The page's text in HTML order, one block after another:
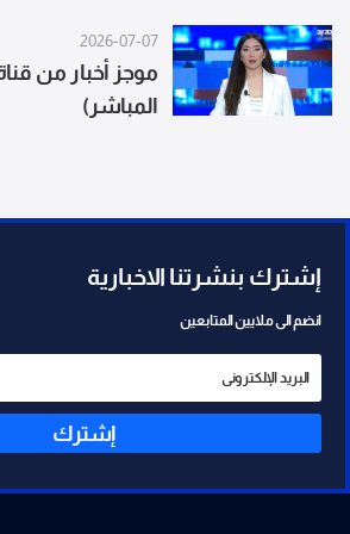
2026-07-07
موجز أخبار من
المباشر)
إشترك بنشرتنا الاخبارية
انضم الى ملايين المتابعين
إشترك